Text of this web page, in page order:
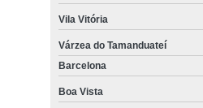
Vila Vitória
Várzea do Tamanduateí
Barcelona
Boa Vista